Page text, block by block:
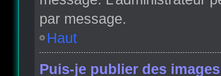
par message.
Haut
Puis-je publier des